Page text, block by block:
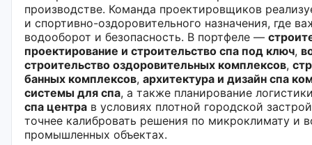
производстве. Команда проектировщиков
и спортивно-оздоровительного назначения, где
водооборот и безопасность. В портфеле —
проектирование и строительство спа под ключ,
строительство оздоровительных комплексов,
банных комплексов, архитектура и дизайн спа
системы для спа, а также планирование
спа центра в условиях плотной городской
точнее калибровать решения по микроклимату и
промышленных объектах.